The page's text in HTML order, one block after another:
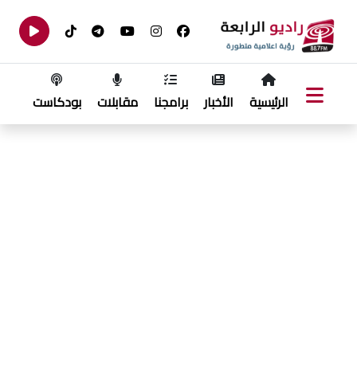
الرئيسية الأخبار برامجنا مقابلات بودكاست